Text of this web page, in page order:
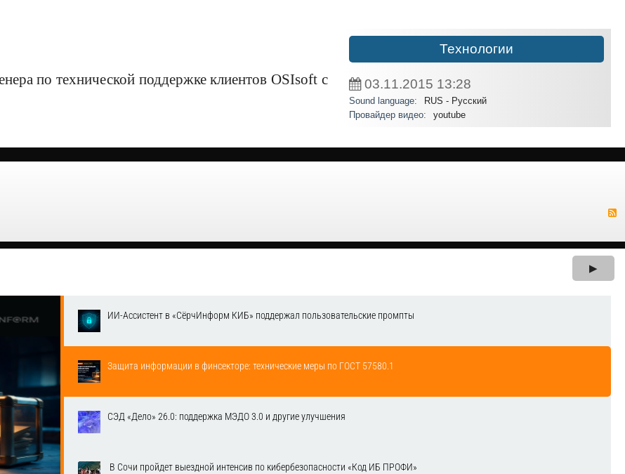
по технической поддержке клиентов OSIsoft с
Технологии
03.11.2015 13:28
Sound language:
RUS - Русский
Провайдер видео:
youtube
▶
ИИ-Ассистент в «СёрчИнформ КИБ» поддержал пользовательские промпты
Защита информации в финсекторе: технические меры по ГОСТ 57580.1
СЭД «Дело» 26.0: поддержка МЭДО 3.0 и другие улучшения
​ В Сочи пройдет выездной интенсив по кибербезопасности «Код ИБ ПРОФИ»